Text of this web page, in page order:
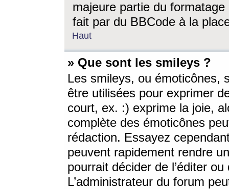
majeure partie du
fait par du BBCode à la
Haut
» Que sont les smileys ?
Les smileys, ou émoticônes,
être utilisées pour exprimer
court, ex. :) exprime la joie,
complète des émoticônes
rédaction. Essayez
peuvent rapidement rendre
pourrait décider de l’éditer
L’administrateur du forum